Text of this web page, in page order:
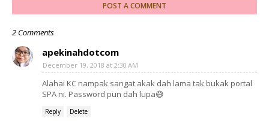
POST A COMMENT
2 Comments
apekinahdotcom
December 19, 2018 at 2:30 AM
Alahai KC nampak sangat akak dah lama tak bukak portal
SPA ni. Password pun dah lupa😅
Reply Delete